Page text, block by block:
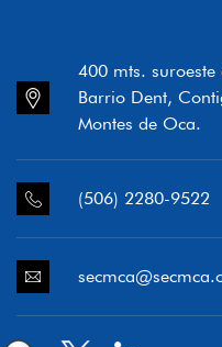
400 mts. suroeste
Barrio Dent,
Montes de Oca.
(506) 2280-9522